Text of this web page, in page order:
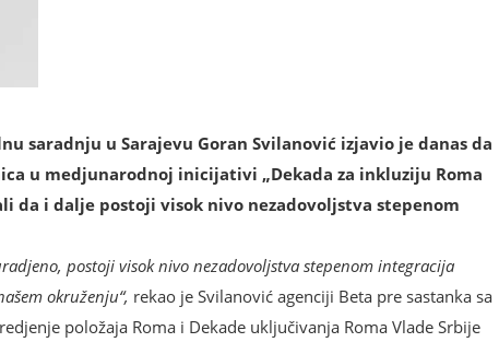
saradnju u Sarajevu Goran Svilanović izjavio je danas da
u medjunarodnoj inicijativi „Dekada za inkluziju Roma
da i dalje postoji visok nivo nezadovoljstva stepenom
postoji visok nivo nezadovoljstva stepenom integracija
okruženju“, rekao je Svilanović agenciji Beta pre sastanka sa
položaja Roma i Dekade uključivanja Roma Vlade Srbije